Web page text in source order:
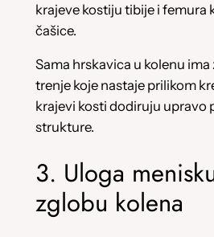
krajeve kostiju tibije i femura
čašice.
Sama hrskavica u kolenu
trenje koje nastaje prilikom
krajevi kosti dodiruju upravo
strukture.
3. Uloga
zglobu kolena